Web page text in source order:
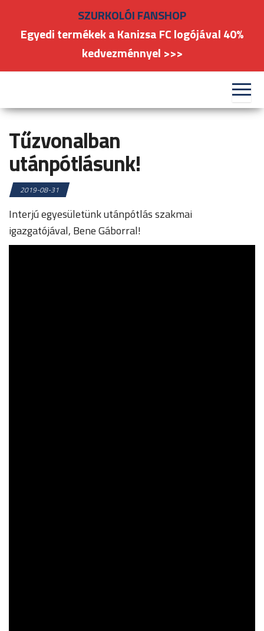
FC
#kanizsafoci
Tűzvonalban
utánpótlásunk!
2019-08-31
Interjú egyesületünk utánpótlás szakmai
igazgatójával, Bene Gáborral!
SZURKOLÓI FANSHOP
Egyedi termékek a Kanizsa FC logójával 40%
kedvezménnyel >>>